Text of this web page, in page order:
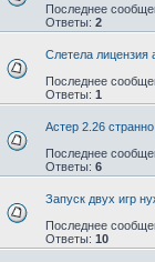
Последнее
Ответы: 2
Слетела лицензия
Последнее
Ответы: 1
Астер 2.26
Последнее
Ответы: 6
Запуск двух игр
Последнее
Ответы: 10